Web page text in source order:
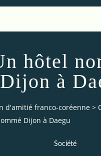
hôtel
Dijon à
d'amitié franco-coréenne >
Dijon à Daegu
Société